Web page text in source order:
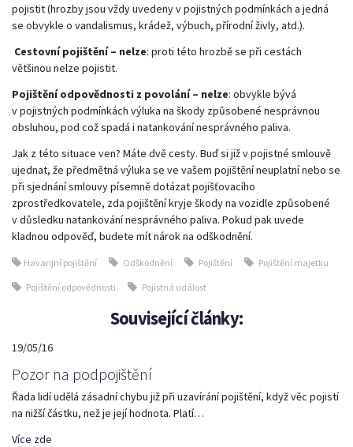
pojistit (hrozby jsou vždy uvedeny v pojistných podmínkách a jedná
se obvykle o vandalismus, krádež, výbuch, přírodní živly, atd.).
Cestovní pojištění – nelze: proti této hrozbě se při cestách
většinou nelze pojistit.
Pojištění odpovědnosti z povolání – nelze: obvykle bývá
v pojistných podmínkách výluka na škody způsobené nesprávnou
obsluhou, pod což spadá i natankování nesprávného paliva.
Jak z této situace ven? Máte dvě cesty. Buď si již v pojistné smlouvě
ujednat, že předmětná výluka se ve vašem pojištění neuplatní nebo se
při sjednání smlouvy písemně dotázat pojišťovacího
zprostředkovatele, zda pojištění kryje škody na vozidle způsobené
v důsledku natankování nesprávného paliva. Pokud pak uvede
kladnou odpověď, budete mít nárok na odškodnění.
Havarijní pojištění Odškodnění Pojištění Pojištění majetku
Pojištění odpovědnosti Pojistná událost
Související články:
19/05/16
Pozor na podpojištění
Řada lidí udělá zásadní chybu již při uzavírání pojištění, když věc pojistí
na nižší částku, než je její hodnota. Platí…
Více zde